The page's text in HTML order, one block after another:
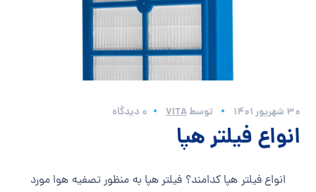
30 شهریور 1401 توسطVITA 0 دیدگاه
انواع فیلتر هپا
انواع فیلتر هپا کدامند؟ فیلتر هپا به منظور تصفیه هوا مورد